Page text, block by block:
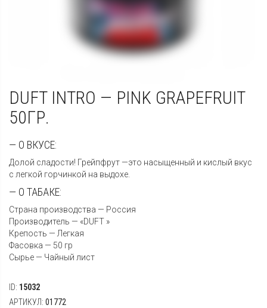
DUFT INTRO — PINK GRAPEFRUIT
50ГР.
— О ВКУСЕ:
Долой сладости! Грейпфрут —это насыщенный и кислый вкус
с легкой горчинкой на выдохе.
— О ТАБАКЕ:
Страна производства — Россия
Производитель — «DUFT »
Крепость — Легкая
Фасовка — 50 гр
Сырье — Чайный лист
ID: 15032
АРТИКУЛ: 01772